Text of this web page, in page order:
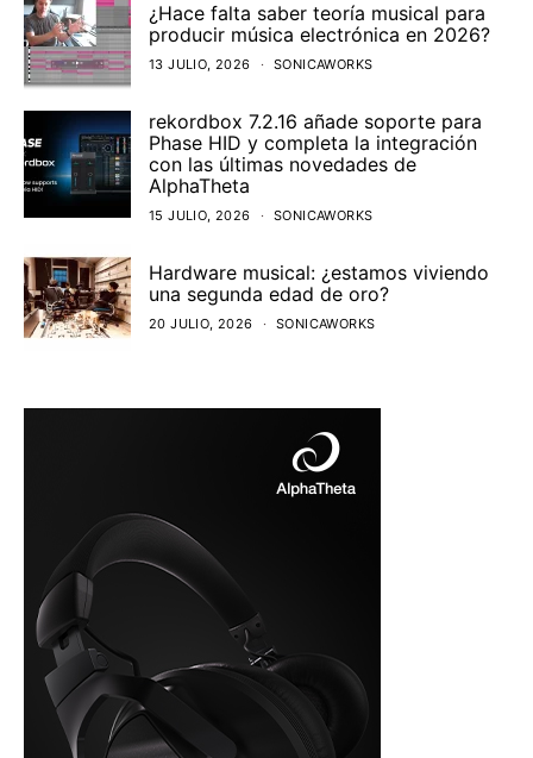
¿Hace falta saber teoría musical para
producir música electrónica en 2026?
13 JULIO, 2026 SONICAWORKS
rekordbox 7.2.16 añade soporte para
Phase HID y completa la integración
con las últimas novedades de
AlphaTheta
15 JULIO, 2026 SONICAWORKS
Hardware musical: ¿estamos viviendo
una segunda edad de oro?
20 JULIO, 2026 SONICAWORKS